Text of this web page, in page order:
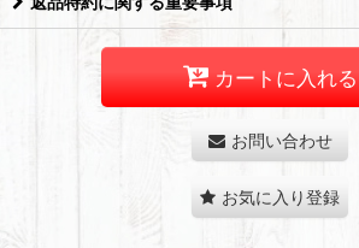
カートに入れる
お問い合わせ
お気に入り登録